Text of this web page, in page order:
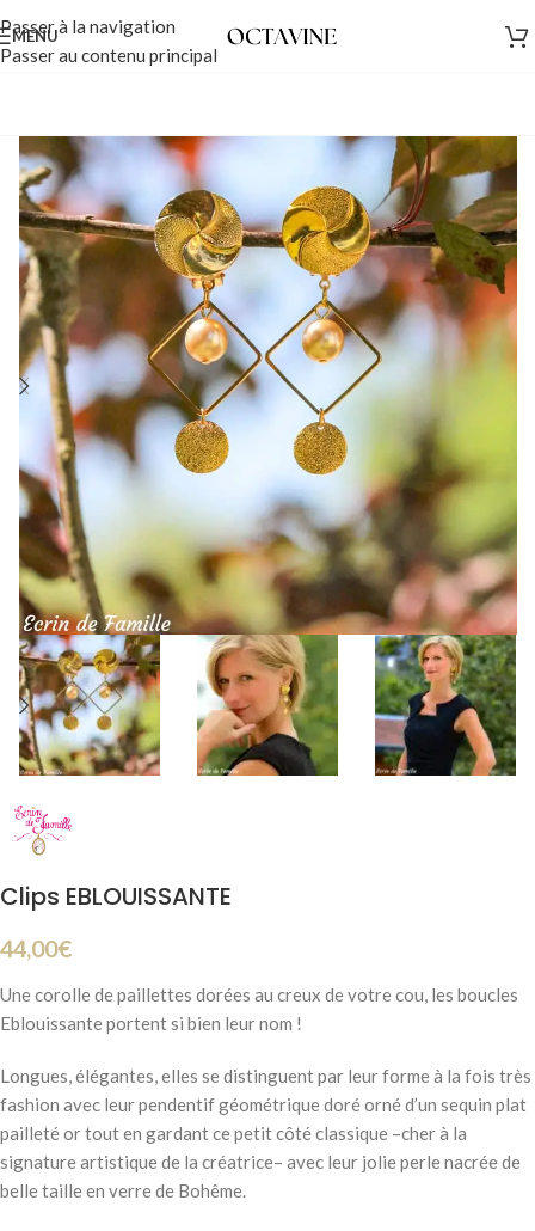
Passer à la navigation
Passer au contenu principal
MENU
Clips EBLOUISSANTE
44,00€
Une corolle de paillettes dorées au creux de votre cou, les boucles
Eblouissante portent si bien leur nom !
Longues, élégantes, elles se distinguent par leur forme à la fois très
fashion avec leur pendentif géométrique doré orné d’un sequin plat
pailleté or tout en gardant ce petit côté classique –cher à la
signature artistique de la créatrice– avec leur jolie perle nacrée de
belle taille en verre de Bohême.